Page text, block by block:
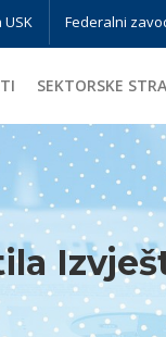
USK Federalni
SEKTORSKE